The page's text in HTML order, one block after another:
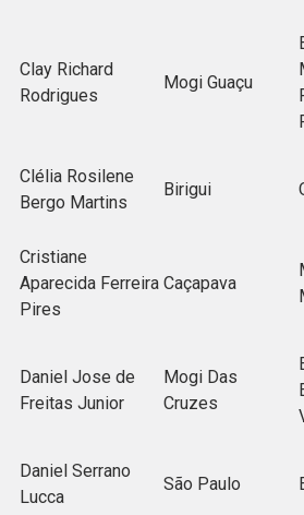
Clay Richard
Rodrigues
Mogi Guaçu
Clélia Rosilene
Bergo Martins
Birigui
Cristiane
Aparecida Ferreira
Pires
Caçapava
Daniel Jose de
Freitas Junior
Mogi Das
Cruzes
Daniel Serrano
Lucca
São Paulo